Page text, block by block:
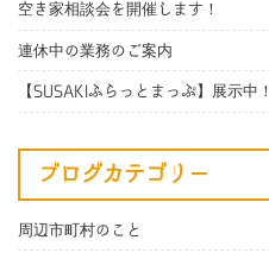
空き家相談会を開催します！
連休中の業務のご案内
【SUSAKIふらっとまっぷ】展示中！
ブログカテゴリー
周辺市町村のこと